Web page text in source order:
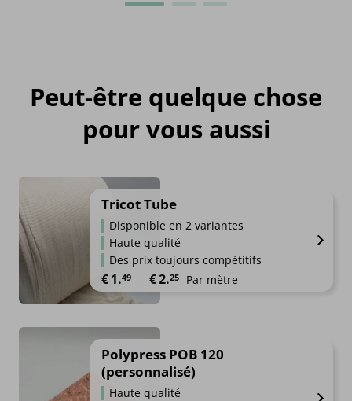
Peut-être quelque chose
pour vous aussi
Tricot Tube
Disponible en 2 variantes
Haute qualité
Des prix toujours compétitifs
€1.49 – €2.25 Plage de prix : €1.49 à €2.25
Par mètre
Polypress POB 120
(personnalisé)
Haute qualité